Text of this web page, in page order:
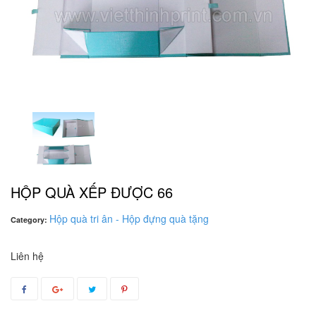
HỘP QUÀ XẾP ĐƯỢC 66
Category: Hộp quà tri ân - Hộp đựng quà tặng
Liên hệ